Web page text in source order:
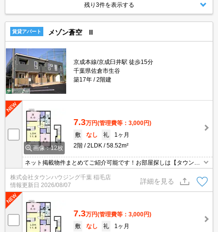
残り3件を表示する
賃貸アパート メゾン蒼空 II
京成本線/京成臼井駅 徒歩15分
千葉県佐倉市生谷
築17年
2階建
画像：12枚
7.3万円(管理費等：3,000円)
敷
なし 礼
1ヶ月
2階
2LDK 58.52m²
ネット掲載物件まとめてご紹介可能です！お部屋探しは【タウンハ
ウジング】にお任せください！※オンライン内見・現地待ち合わせ
は事前にご相談ください。
株式会社タウンハウジング千葉 稲毛店
情報更新日 2026/08/07
詳細を見る
7.3万円(管理費等：3,000円)
敷
なし 礼
1ヶ月